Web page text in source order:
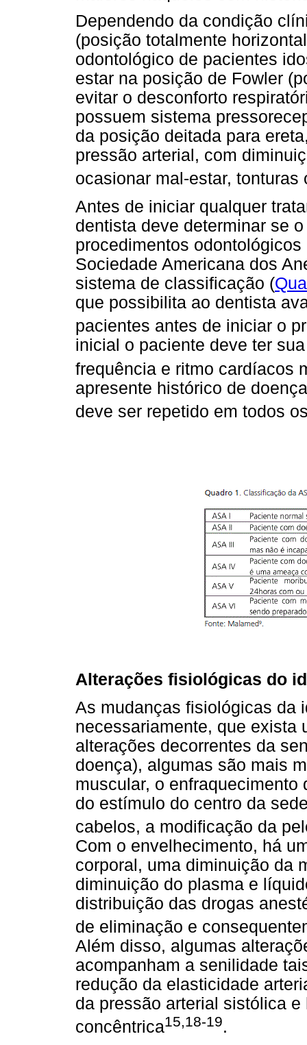
Dependendo da condição
(posição totalmente
odontológico de pacientes
estar na posição de Fowler
evitar o desconforto
possuem sistema
da posição deitada para
pressão arterial, com
ocasionar mal-estar,
Antes de iniciar qualquer
dentista deve determinar se
procedimentos
Sociedade Americana dos
sistema de classificação (
que possibilita ao dentista
pacientes antes de iniciar o
inicial o paciente deve ter
frequência e ritmo cardíacos
apresente histórico de
deve ser repetido em todos
Alterações fisiológicas do
As mudanças fisiológicas da
necessariamente, que exista
alterações decorrentes da
doença), algumas são mais
muscular, o
do estímulo do centro da
cabelos, a modificação da
Com o envelhecimento, há
corporal, uma diminuição da
diminuição do plasma e
distribuição das drogas
de eliminação e
Além disso, algumas
acompanham a senilidade
redução da elasticidade
da pressão arterial sistólica
concêntrica15,18-19.